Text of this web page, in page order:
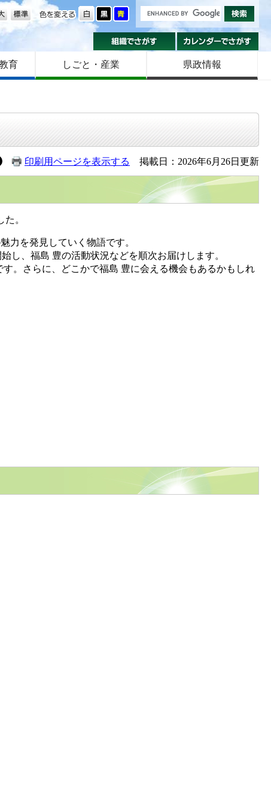
色を変える
大きさ
組織でさがす
育 しごと・産業 県政情報
印刷用ページを表示する 掲載日：2026年6月26日更新
。
力を発見していく物語です。
し、福島 豊の活動状況などを順次お届けします。
。さらに、どこかで福島 豊に会える機会もあるかもしれ